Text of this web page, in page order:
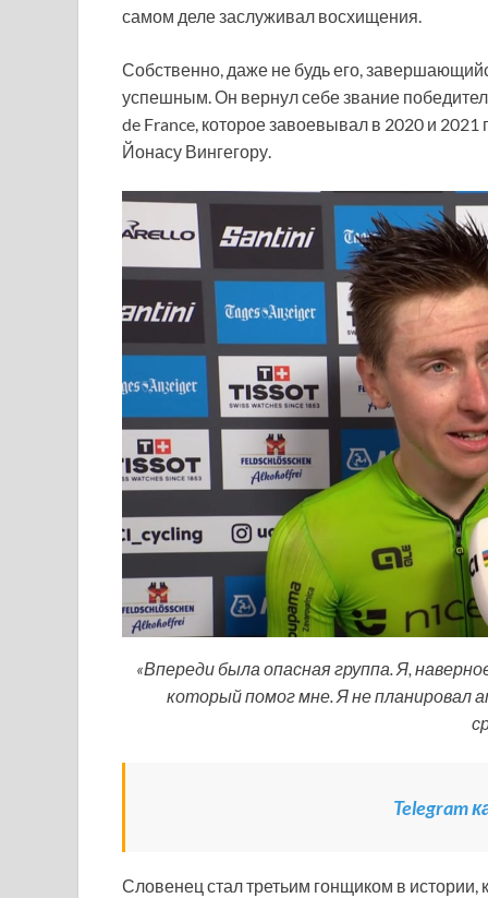
самом деле заслуживал восхищения.
Собственно, даже не будь его,
успешным. Он вернул себе звание
de France, которое завоевывал в 2020 и
Йонасу Вингегору.
«Впереди была опасная группа. Я,
который помог мне. Я не планировал
Telegram
Словенец стал третьим гонщиком в истории,